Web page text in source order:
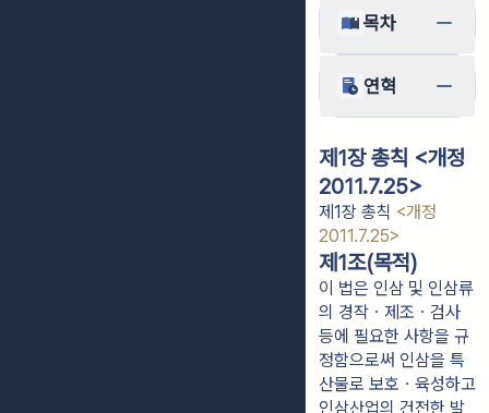
목차
연혁
제1장 총칙 <개정
2011.7.25>
제1장 총칙 <개정
2011.7.25>
제1조(목적)
이 법은 인삼 및 인삼류
의 경작ㆍ제조ㆍ검사
등에 필요한 사항을 규
정함으로써 인삼을 특
산물로 보호ㆍ육성하고
인삼산업의 건전한 발